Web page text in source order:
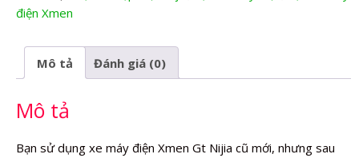
Xmen
Nijia
điện Xmen
Mô tả Đánh giá (0)
Mô tả
Bạn sử dụng xe máy điện Xmen Gt Nijia cũ mới, nhưng sau